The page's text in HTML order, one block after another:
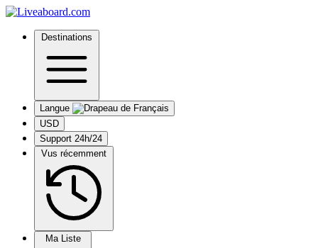
Destinations
Langue
USD
Support 24h/24
Vus récemment
Ma Liste